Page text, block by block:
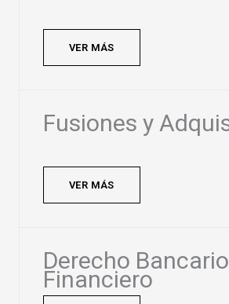
VER MÁS
Fusiones y
VER MÁS
Derecho
Financiero